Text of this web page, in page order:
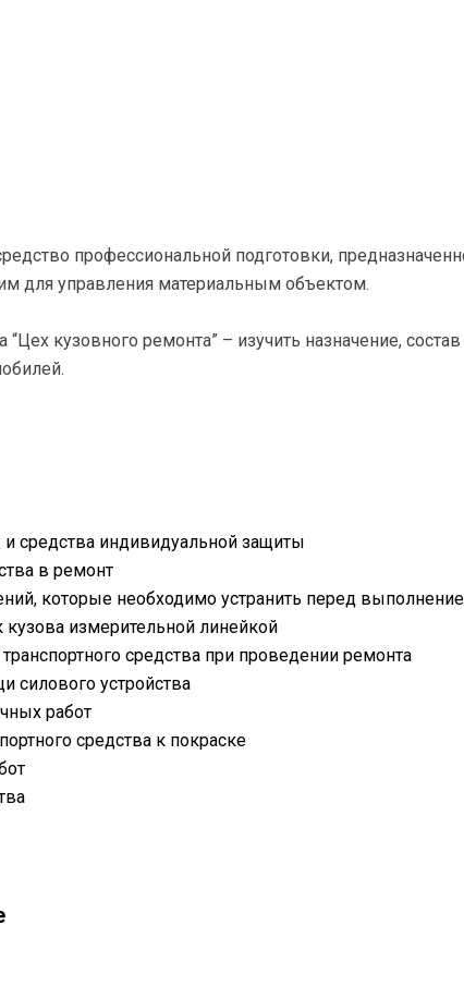
профессиональной подготовки,
для управления материальным объектом.
кузовного ремонта” – изучить назначение,
средства индивидуальной защиты
в ремонт
которые необходимо устранить перед
измерительной линейкой
средства при проведении ремонта
силового устройства
работ
средства к покраске